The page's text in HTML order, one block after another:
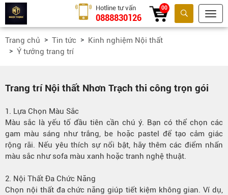
Tìm kiếm
Hotline tư vấn
0888830126
00
Trang chủ Tin tức
Kinh nghiệm Nội thất
Ý tưởng trang trí
Trang trí Nội thất Nhơn Trạch thi công trọn gói
1. Lựa Chọn Màu Sắc
Màu sắc là yếu tố đầu tiên cần chú ý. Bạn có thể chọn các
gam màu sáng như trắng, be hoặc pastel để tạo cảm giác
rộng rãi. Nếu yêu thích sự nổi bật, hãy thêm các điểm nhấn
màu sắc như sofa màu xanh hoặc tranh nghệ thuật.
2. Nội Thất Đa Chức Năng
Chọn nội thất đa chức năng giúp tiết kiệm không gian. Ví dụ,